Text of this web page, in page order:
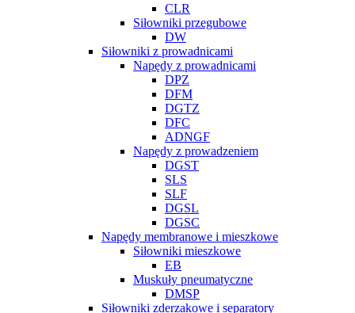
CLR
Siłowniki przegubowe
DW
Siłowniki z prowadnicami
Napędy z prowadnicami
DPZ
DFM
DGTZ
DFC
ADNGF
Napędy z prowadzeniem
DGST
SLS
SLF
DGSL
DGSC
Napędy membranowe i mieszkowe
Siłowniki mieszkowe
EB
Muskuły pneumatyczne
DMSP
Siłowniki zderzakowe i separatory